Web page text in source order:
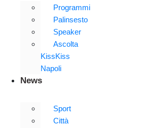
Programmi
Palinsesto
Speaker
Ascolta
KissKiss
Napoli
News
Sport
Città